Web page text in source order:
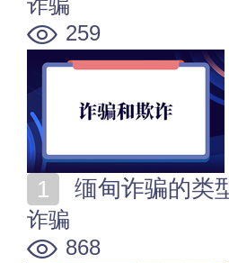
259
缅甸诈骗的类
诈骗
868